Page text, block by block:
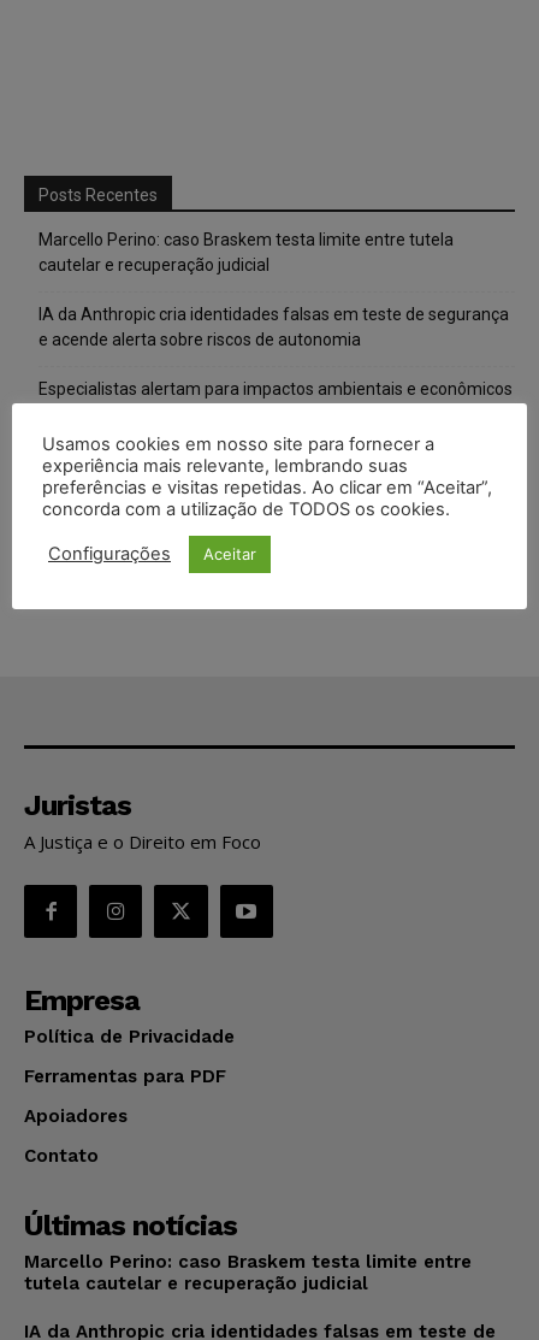
Posts Recentes
Marcello Perino: caso Braskem testa limite entre tutela
cautelar e recuperação judicial
IA da Anthropic cria identidades falsas em teste de segurança
e acende alerta sobre riscos de autonomia
Especialistas alertam para impactos ambientais e econômicos
TSE reforça que sistemas das urnas eletrônicas tornam-se
invioláveis após assinatura digital e lacração
STF inicia julgamento sobre constitucionalidade da proibição
dos jogos de azar no Brasil
Juristas
A Justiça e o Direito em Foco
Empresa
Política de Privacidade
Ferramentas para PDF
Apoiadores
Contato
Últimas notícias
Marcello Perino: caso Braskem testa limite entre
tutela cautelar e recuperação judicial
IA da Anthropic cria identidades falsas em teste de
Usamos cookies em nosso site para fornecer a
experiência mais relevante, lembrando suas
preferências e visitas repetidas. Ao clicar em “Aceitar”,
concorda com a utilização de TODOS os cookies.
Configurações Aceitar